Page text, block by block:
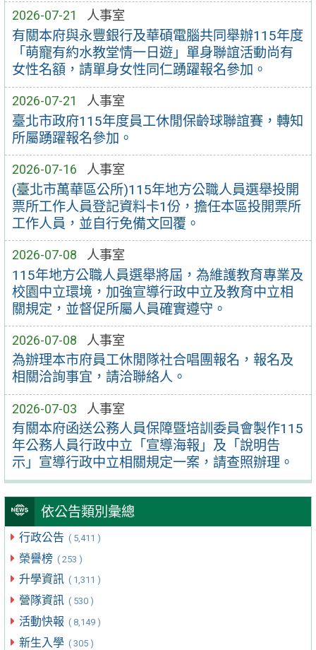
2026-07-21 人事室
有關本府與永豐銀行及華碩電腦共同舉辦115年度
「萌寵有約水教堂情一日遊」單身聯誼活動尚有
女性名額，請單身女性同仁踴躍報名參加。
2026-07-21 人事室
臺北市政府115年度員工休閒保齡球聯誼賽，轉知
所屬踴躍報名參加。
2026-07-16 人事室
(臺北市萬華區公所)115年地方公職人員選舉投開
票所工作人員登記資料卡1份，擔任本區投開票所
工作人員，並自行免備文回覆。
2026-07-08 人事室
115年地方公職人員選舉將屆，為維護教育專業及
校園中立環境，加強宣導行政中立及教育中立相
關規定，並督促所屬人員確實遵守。
2026-07-08 人事室
為辦理本市府員工休閒隊社合唱團報名，報名及
相關洽詢事宜，請洽聯絡人。
2026-07-03 人事室
有關本府函送公務人員保障暨培訓委員會製作115
年公務人員行政中立「宣導海報」及「說明告
示」宣導行政中立相關規定一案，請查照辦理。
依公告類別彙總
行政公告 ( 5,411 )
榮譽榜 ( 253 )
升學資訊 ( 1,311 )
營隊資訊 ( 530 )
活動快報 ( 8,149 )
新生入學 ( 305 )